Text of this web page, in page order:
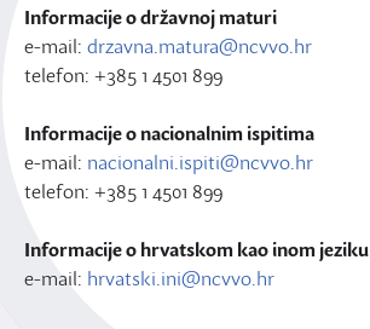
Informacije o državnoj maturi
e-mail: drzavna.matura@ncvvo.hr
telefon: +385 1 4501 899
Informacije o nacionalnim ispitima
e-mail: nacionalni.ispiti@ncvvo.hr
telefon: +385 1 4501 899
Informacije o hrvatskom kao inom jeziku
e-mail: hrvatski.ini@ncvvo.hr